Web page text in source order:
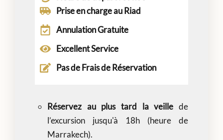
Prise en charge au Riad
Annulation Gratuite
Excellent Service​
Pas de Frais de Réservation​
Réservez au plus tard la veille de
l’excursion jusqu'à 18h (heure de
Marrakech).